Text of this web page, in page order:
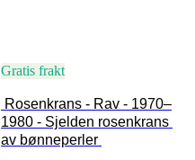
Gratis frakt
1980 - Sjelden rosenkrans
av bønneperler